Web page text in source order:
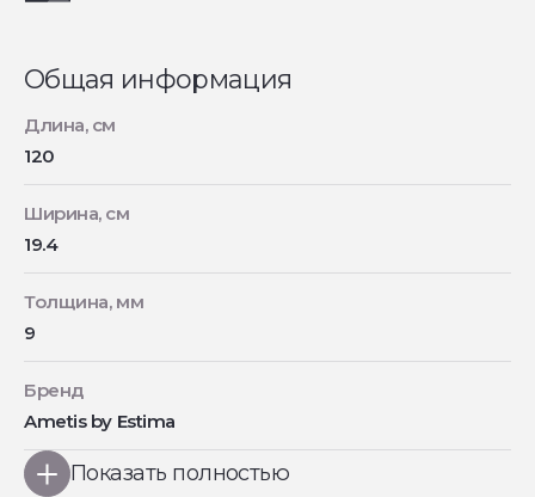
Общая информация
Длина, см
120
Ширина, см
19.4
Толщина, мм
9
Бренд
Ametis by Estima
Показать полностью